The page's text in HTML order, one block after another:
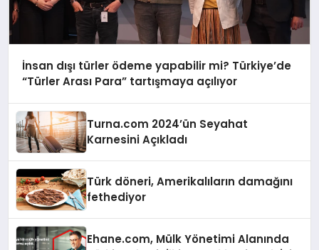
İnsan dışı türler ödeme yapabilir mi? Türkiye’de
“Türler Arası Para” tartışmaya açılıyor
Turna.com 2024’ün Seyahat
Karnesini Açıkladı
Türk döneri, Amerikalıların damağını
fethediyor
Ehane.com, Mülk Yönetimi Alanında